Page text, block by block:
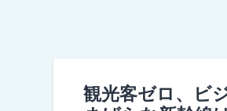
観光客ゼロ、ビ